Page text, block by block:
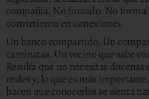
compañía. No forzado. No
convirtieron en conexiones.
Un banco compartido. Un
caminatas. Un vecino que sabe
Resulta que no necesitas
reales y, lo que es más
hacen que conocerlos se sienta